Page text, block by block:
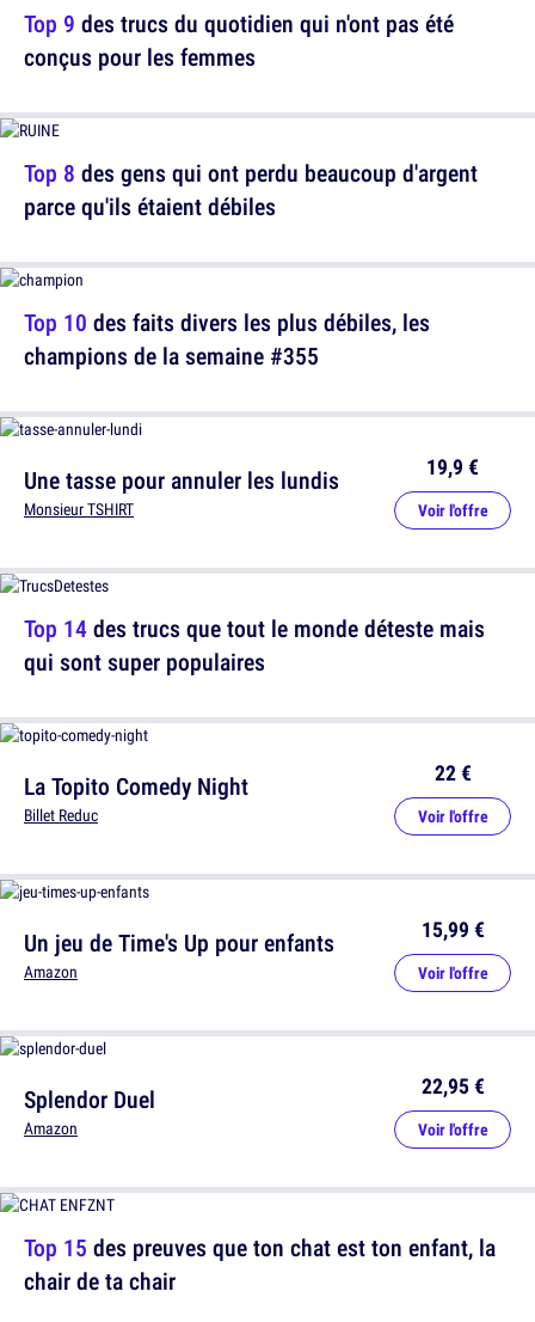
Top 8 des gens qui ont perdu beaucoup d'argent
parce qu'ils étaient débiles
Une tasse pour annuler les lundis
Monsieur TSHIRT
19,9 €
Voir l'offre
La Topito Comedy Night
Billet Reduc
22 €
Voir l'offre
Splendor Duel
Amazon
22,95 €
Voir l'offre
Top 9 des trucs du quotidien qui n'ont pas été
conçus pour les femmes
Top 10 des faits divers les plus débiles, les
champions de la semaine #355
Top 14des trucs que tout le monde déteste mais
qui sont super populaires
Un jeu de Time's Up pour enfants
Amazon
15,99 €
Voir l'offre
Top 15 des preuves que ton chat est ton enfant, la
chair de ta chair